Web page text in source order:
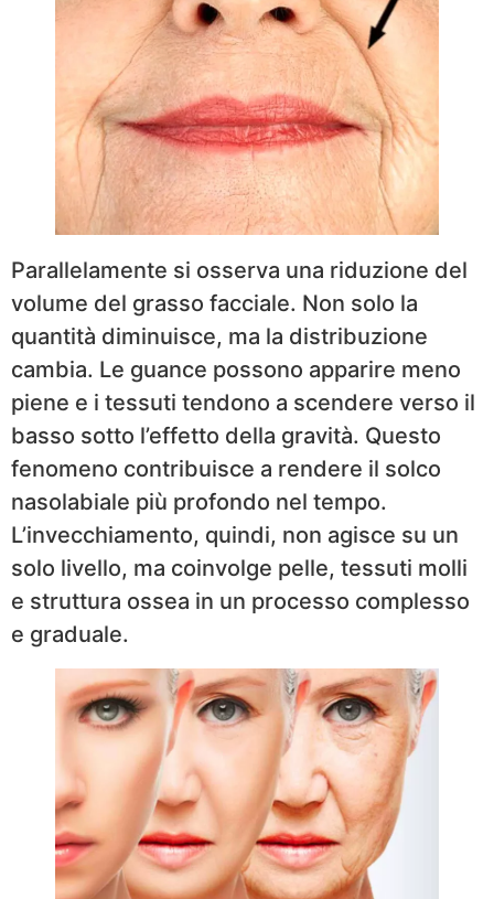
Parallelamente si osserva una riduzione del
volume del grasso facciale. Non solo la
quantità diminuisce, ma la distribuzione
cambia. Le guance possono apparire meno
piene e i tessuti tendono a scendere verso il
basso sotto l’effetto della gravità. Questo
fenomeno contribuisce a rendere il solco
nasolabiale più profondo nel tempo.
L’invecchiamento, quindi, non agisce su un
solo livello, ma coinvolge pelle, tessuti molli
e struttura ossea in un processo complesso
e graduale.